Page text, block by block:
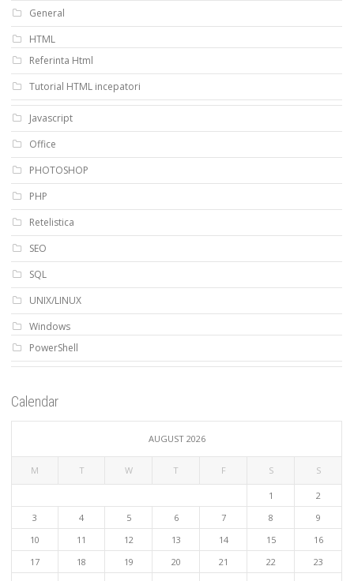
General
HTML
Referinta Html
Tutorial HTML incepatori
Javascript
Office
PHOTOSHOP
PHP
Retelistica
SEO
SQL
UNIX/LINUX
Windows
PowerShell
Calendar
AUGUST 2026
M T W T F S S
1
2
3
4 5 6 7 8
9
10
11 12 13 14 15
16
17
18 19 20 21 22
23